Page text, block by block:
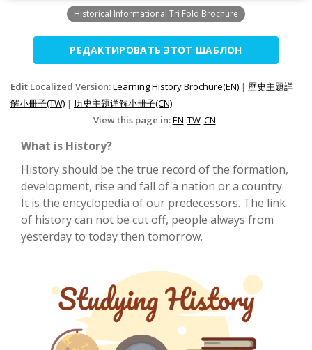
Historical Informational Tri Fold Brochure
РЕДАКТИРОВАТЬ ЭТОТ ШАБЛОН
Edit Localized Version:Learning History Brochure(EN) | 歷史主題詳
解小冊子(TW) | 历史主题详解小册子(CN)
View this page in:EN TW CN
What is History?
History should be the true record of the formation,
development, rise and fall of a nation or a country.
It is the encyclopedia of our predecessors. The link
of history can not be cut off, people always from
yesterday to today then tomorrow.